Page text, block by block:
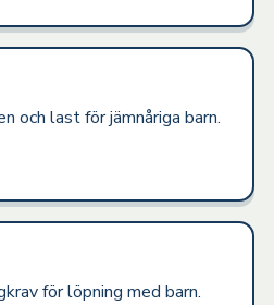
och last för jämnåriga barn.
för löpning med barn.